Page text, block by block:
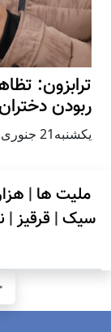
ترابزون:
ربودن
يكشنبه21 جنوری 2024
ملیت ها |
سیک| قرقیز|